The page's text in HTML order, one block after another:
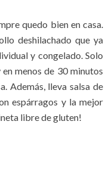
quedo bien en casa.
deshilachado que ya
y congelado. Solo
menos de 30 minutos
Además, lleva salsa de
espárragos y la mejor
libre de gluten!